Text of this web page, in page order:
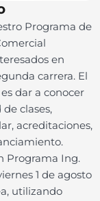
Programa de
en
carrera. El
dar a conocer
clases,
acreditaciones,
Programa Ing.
1 de agosto
utilizando